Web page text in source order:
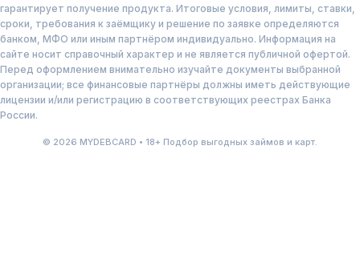
гарантирует получение продукта. Итоговые условия, лимиты, ставки,
сроки, требования к заёмщику и решение по заявке определяются
банком, МФО или иным партнёром индивидуально. Информация на
сайте носит справочный характер и не является публичной офертой.
Перед оформлением внимательно изучайте документы выбранной
организации; все финансовые партнёры должны иметь действующие
лицензии и/или регистрацию в соответствующих реестрах Банка
России.
© 2026 MYDEBCARD • 18+ Подбор выгодных займов и карт.